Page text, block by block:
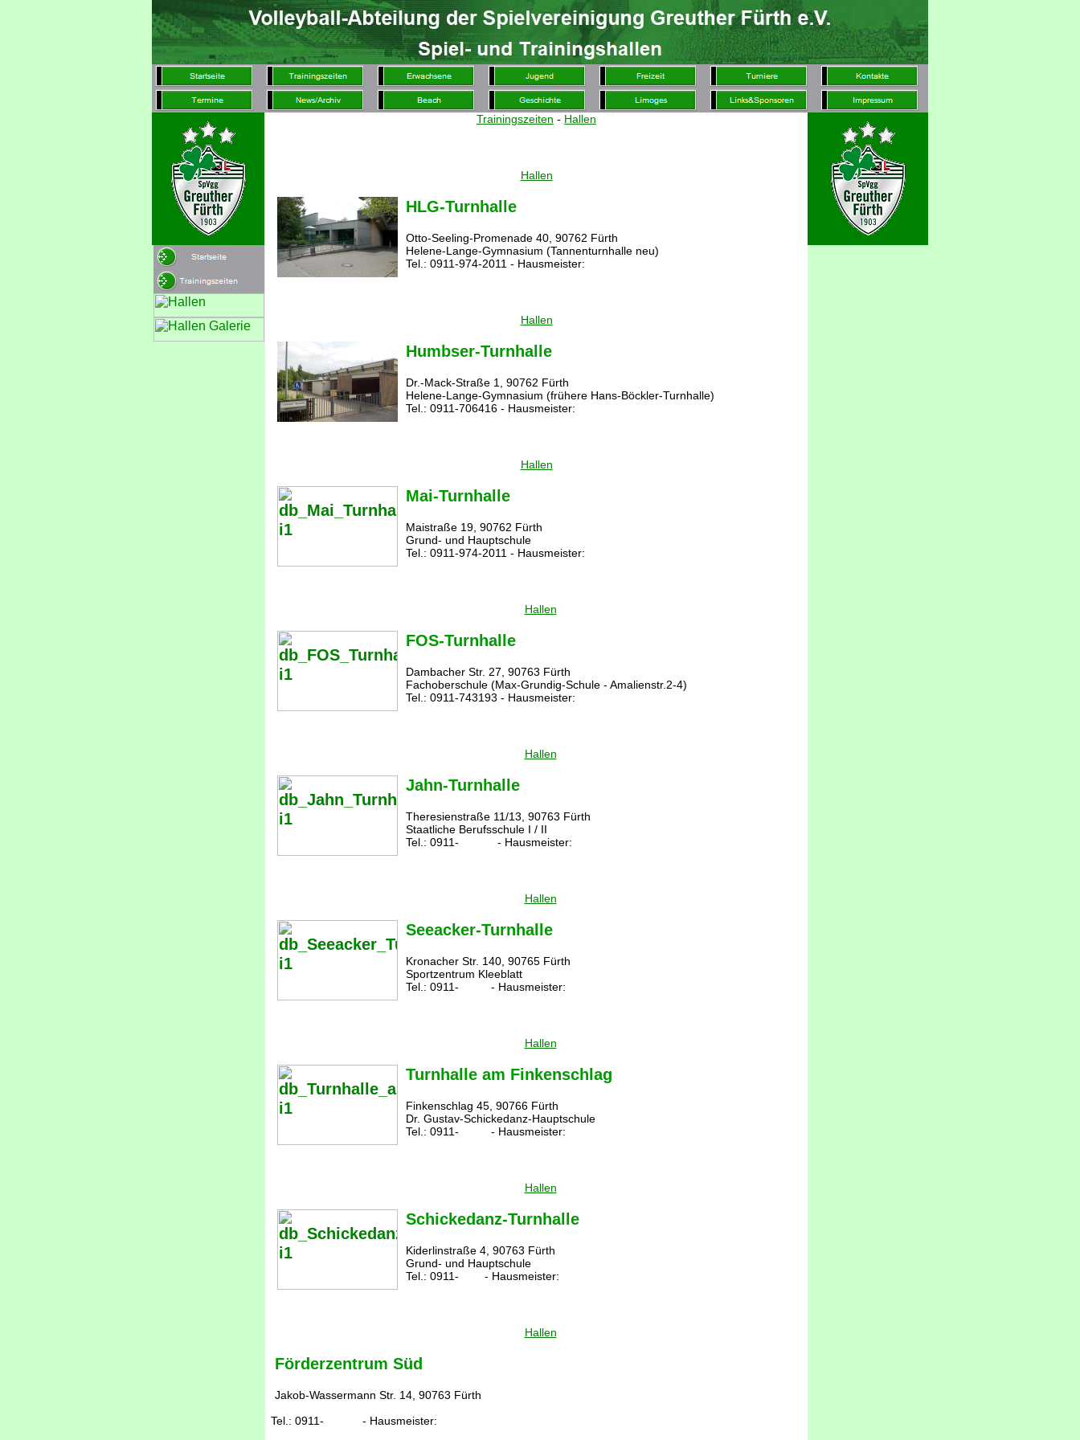
Trainingszeiten - Hallen
Hallen
HLG-Turnhalle
Otto-Seeling-Promenade 40, 90762 Fürth
Helene-Lange-Gymnasium (Tannenturnhalle neu)
Tel.: 0911-974-2011 - Hausmeister:
Hallen
Humbser-Turnhalle
Dr.-Mack-Straße 1, 90762 Fürth
Helene-Lange-Gymnasium (frühere Hans-Böckler-Turnhalle)
Tel.: 0911-706416 - Hausmeister:
Hallen
Mai-Turnhalle
Maistraße 19, 90762 Fürth
Grund- und Hauptschule
Tel.: 0911-974-2011 - Hausmeister:
Hallen
FOS-Turnhalle
Dambacher Str. 27, 90763 Fürth
Fachoberschule (Max-Grundig-Schule - Amalienstr.2-4)
Tel.: 0911-743193 - Hausmeister:
Hallen
Jahn-Turnhalle
Theresienstraße 11/13, 90763 Fürth
Staatliche Berufsschule I / II
Tel.: 0911- - Hausmeister:
Hallen
Seeacker-Turnhalle
Kronacher Str. 140, 90765 Fürth
Sportzentrum Kleeblatt
Tel.: 0911- - Hausmeister:
Hallen
Turnhalle am Finkenschlag
Finkenschlag 45, 90766 Fürth
Dr. Gustav-Schickedanz-Hauptschule
Tel.: 0911- - Hausmeister:
Hallen
Schickedanz-Turnhalle
Kiderlinstraße 4, 90763 Fürth
Grund- und Hauptschule
Tel.: 0911- - Hausmeister:
Hallen
Förderzentrum Süd
Jakob-Wassermann Str. 14, 90763 Fürth
Tel.: 0911- - Hausmeister: